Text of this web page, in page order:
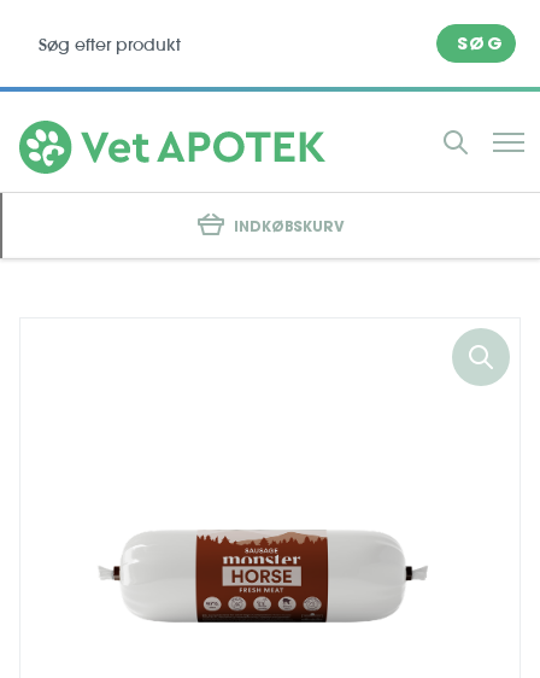
SØG
INDKØBSKURV